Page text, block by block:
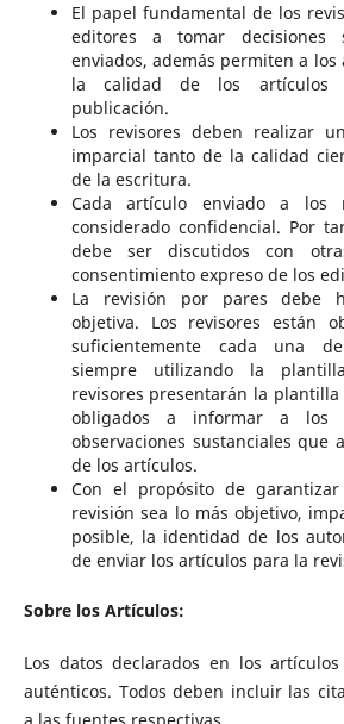
El papel fundamental de los
editores a tomar decisiones
enviados, además permiten a
la calidad de los artículos
publicación.
Los revisores deben realizar
imparcial tanto de la calidad
de la escritura.
Cada artículo enviado a los
considerado confidencial. Por
debe ser discutidos con
consentimiento expreso de los
La revisión por pares debe
objetiva. Los revisores están
suficientemente cada una
siempre utilizando la
revisores presentarán la plantilla
obligados a informar a los
observaciones sustanciales que
de los artículos.
Con el propósito de
revisión sea lo más objetivo,
posible, la identidad de los
de enviar los artículos para la
Sobre los Artículos:
Los datos declarados en los
auténticos. Todos deben incluir las